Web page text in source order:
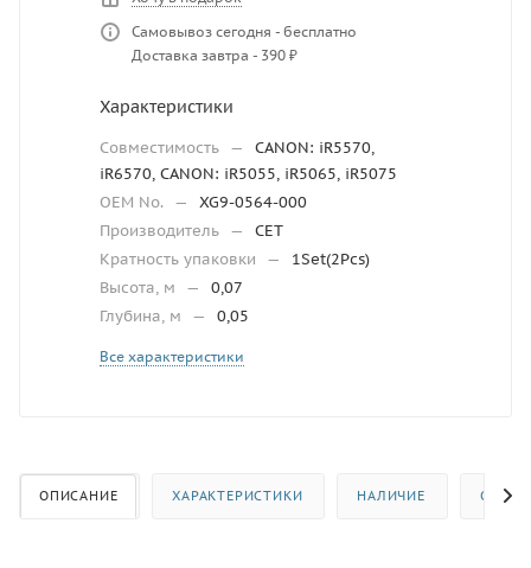
Самовывоз сегодня - бесплатно
Доставка завтра - 390 ₽
Характеристики
Совместимость —
CANON: iR5570,
iR6570, CANON: iR5055, iR5065, iR5075
OEM No.
—
XG9-0564-000
Производитель —
CET
Кратность упаковки
—
1Set(2Pcs)
Высота, м
—
0,07
Глубина, м
— 0,05
Все характеристики
ОПИСАНИЕ ХАРАКТЕРИСТИКИ НАЛИЧИЕ